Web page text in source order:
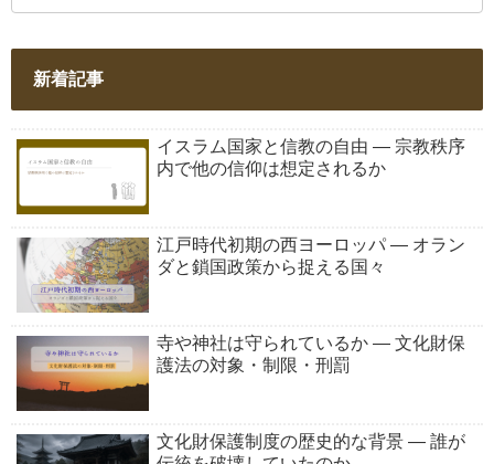
新着記事
イスラム国家と信教の自由 ― 宗教秩序
内で他の信仰は想定されるか
江戸時代初期の西ヨーロッパ ― オラン
ダと鎖国政策から捉える国々
寺や神社は守られているか ― 文化財保
護法の対象・制限・刑罰
文化財保護制度の歴史的な背景 ― 誰が